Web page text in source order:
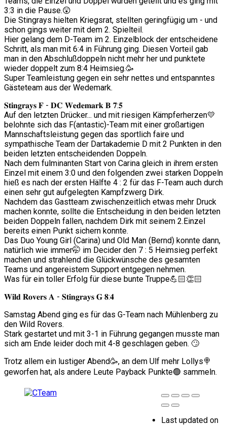
3:3 in die Pause.😲
Die Stingrays hielten Kriegsrat, stellten geringfügig um - und
schon gings weiter mit dem 2. Spielteil.
Hier gelang dem D-Team im 2. Einzelblock der entscheidene
Schritt, als man mit 6:4 in Führung ging. Diesen Vorteil gab
man in den Abschlußdoppeln nicht mehr her und punktete
wieder doppelt zum 8:4 Heimsieg.🥳
Super Teamleistung gegen ein sehr nettes und entspanntes
Gästeteam aus der Wedemark.
𝐒𝐭𝐢𝐧𝐠𝐫𝐚𝐲𝐬 𝐅 - 𝐃𝐂 𝐖𝐞𝐝𝐞𝐦𝐚𝐫𝐤 𝐁 𝟕:𝟓
Auf den letzten Drücker... und mit riesigen Kämpferherzen💛
belohnte sich das F(antastic)-Team mit einer großartigen
Mannschaftsleistung gegen das sportlich faire und
sympathische Team der Dartakademie D mit 2 Punkten in den
beiden letzten entscheidenden Doppeln.
Nach dem fulminanten Start von Carina gleich in ihrem ersten
Einzel mit einem 3:0 und den folgenden zwei starken Doppeln
hieß es nach der ersten Hälfte 4 : 2 für das F-Team auch durch
einen sehr gut aufgelegten Kampfzwerg Dirk.
Nachdem das Gastteam zwischenzeitlich etwas mehr Druck
machen konnte, sollte die Entscheidung in den beiden letzten
beiden Doppeln fallen, nachdem Dirk mit seinem 2.Einzel
bereits einen Punkt sichern konnte.
Das Duo Young Girl (Carina) und Old Man (Bernd) konnte dann,
natürlich wie immer🤭 im Decider den 7 : 5 Heimsieg perfekt
machen und strahlend die Glückwünsche des gesamten
Teams und angereistem Support entgegen nehmen.
Was für ein toller Erfolg für diese bunte Truppe💪🏻👏🏻
𝐖𝐢𝐥𝐝 𝐑𝐨𝐯𝐞𝐫𝐬 𝐀 - 𝐒𝐭𝐢𝐧𝐠𝐫𝐚𝐲𝐬 𝐆 𝟖:𝟒
Samstag Abend ging es für das G-Team nach Mühlenberg zu
den Wild Rovers.
Stark gestartet und mit 3-1 in Führung gegangen musste man
sich am Ende leider doch mit 4-8 geschlagen geben. 🙄
Trotz allem ein lustiger Abend🥳, an dem Ulf mehr Lollys🍭
geworfen hat, als andere Leute Payback Punkte🟢 sammeln.
Last updated on